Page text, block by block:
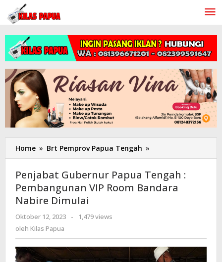
Lewati
konten
Home » Brt Pemprov Papua Tengah »
Gubernur
Tengah
:
Nabire
Dimulai
Penjabat Gubernur Papua Tengah :
Pembangunan VIP Room Bandara
Nabire Dimulai
Oktober 12, 2023
oleh
-
1,479 views
oleh Kilas Papua